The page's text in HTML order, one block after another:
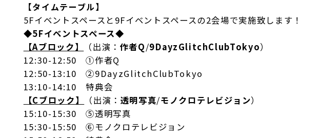
【タイムテーブル】
5Fイベントスペースと9Fイベントスペースの2会場で実施致します！
◆5Fイベントスペース◆
【Aブロック】
（出演： 作者Q/9DayzGlitchClubTokyo）
12:30-12:50 ①作者Q
12:50-13:10 ②9DayzGlitchClubTokyo
13:10-14:10 特典会
【Cブロック】
（出演： 透明写真/モノクロテレビジョン）
15:10-15:30 ⑤透明写真
15:30-15:50 ⑥モノクロテレビジョン